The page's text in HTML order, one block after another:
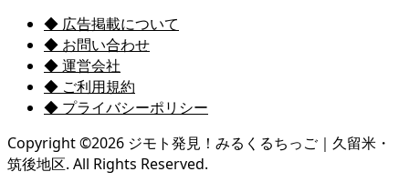
◆ 広告掲載について
◆ お問い合わせ
◆ 運営会社
◆ ご利用規約
◆ プライバシーポリシー
Copyright ©2026 ジモト発見！みるくるちっご｜久留米・
筑後地区. All Rights Reserved.